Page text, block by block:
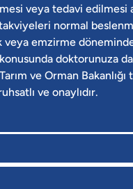
veya tedavi edilmesi
takviyeleri normal
emzirme
doktorunuza
ve Orman Bakanlığı
ve onaylıdır.